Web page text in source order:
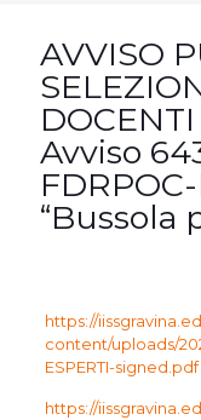
AVVISO
Avviso
“Bussola
https://
content/uploads/
ESPERTI-signed.pdf
https://